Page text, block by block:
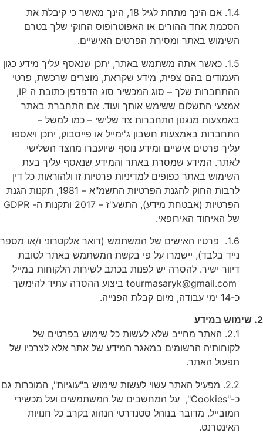
1.4. אם הינך מתחת לגיל 18, הינך מאשר כי קיבלת את
הסכמת אחד ההורים או האפוטרופוס החוקי שלך בטרם
השימוש באתר ומסירת הפרטים האישיים.
1.5. כאשר אתה משתמש באתר, יתכן שנאסף עליך מידע כגון
העמודים בהם צפית, מידע שקראת, מוצרים שרכשת, פרטי
ההתחברות שלך – סוג המכשיר סוג הדפדפן כתובת ה IP,
אמצעי התשלום ששימש אותך ועוד. אם התחברת באתר
באמצעות מנגנון התחברות צד שלישי – כמו למשל –
התחברות באמצעות חשבון ג'ימייל או פייסבוק, יתכן ויאספו
עליך פרטים אישיים ומידע נוסף שיועברו מהצד השלישי
לאתר. המידע שמסרת באתר והמידע שנאסף עליך בעת
השימוש באתר כפופים למדיניות פרטיות זו ולהוראות כל דין
לרבות החוק להגנת הפרטיות התשמ"א – 1981, תקנות הגנת
הפרטיות (אבטחת מידע), התשע"ז – 2017 ותקנות ה- GDPR
של האיחוד האירופאי.
1.6. פרטיו האישים של המשתמש (דואר אלקטרוני ו/או מספר
נייד בלבד), יישמרו על פי בקשת המשתמש באתר לטובת
דיוור ישיר. להסרה יש לפנות בכתב לשירות הלקוחות במייל
tourmasaryk@gmail.com ביצוע ההסרה עתיד להימשך
כ-14 ימי עבודה, מיום קבלת הפנייה.
2.1. האתר מחייב שלא לעשות כל שימוש בפרטים של
לקוחותיה הרשומים במאגר המידע של אתר אלא לצרכיו של
תפעול האתר.
2.2. מפעיל האתר עשוי לעשות שימוש ב"עוגיות", המוכרות גם
כ-"Cookies", על המחשבים של המשתמשים ועל מכשירי
המובייל. מדובר בנוהל סטנדרטי הנהוג בקרב כל חנויות
האינטרנט.